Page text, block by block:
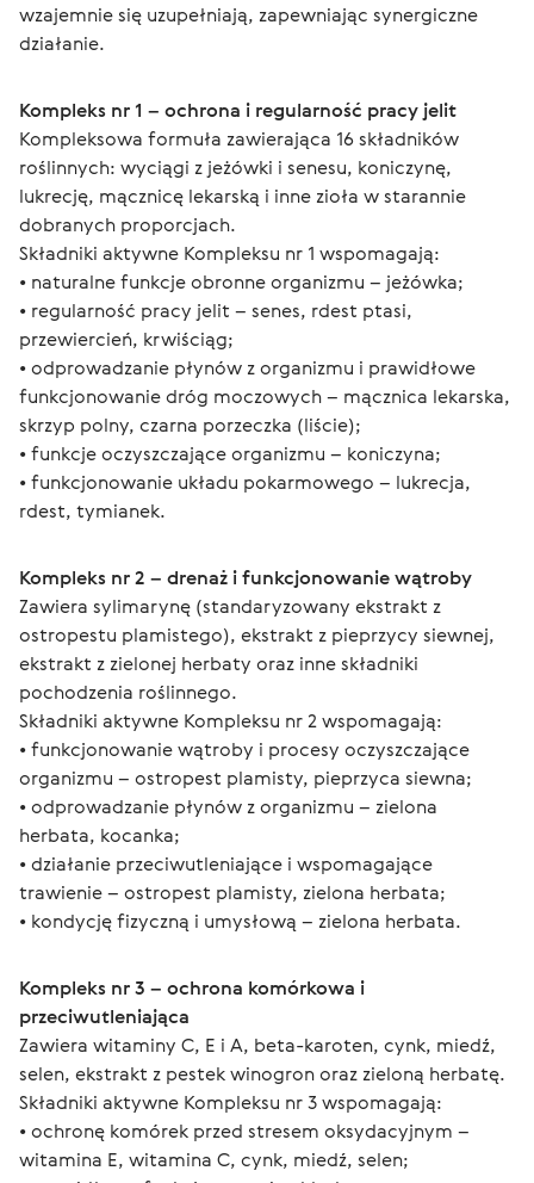
wzajemnie się uzupełniają, zapewniając synergiczne
działanie.
Kompleks nr 1 – ochrona i regularność pracy jelit
Kompleksowa formuła zawierająca 16 składników
roślinnych: wyciągi z jeżówki i senesu, koniczynę,
lukrecję, mącznicę lekarską i inne zioła w starannie
dobranych proporcjach.
Składniki aktywne Kompleksu nr 1 wspomagają:
• naturalne funkcje obronne organizmu – jeżówka;
• regularność pracy jelit – senes, rdest ptasi,
przewiercień, krwiściąg;
• odprowadzanie płynów z organizmu i prawidłowe
funkcjonowanie dróg moczowych – mącznica lekarska,
skrzyp polny, czarna porzeczka (liście);
• funkcje oczyszczające organizmu – koniczyna;
• funkcjonowanie układu pokarmowego – lukrecja,
rdest, tymianek.
Kompleks nr 2 – drenaż i funkcjonowanie wątroby
Zawiera sylimarynę (standaryzowany ekstrakt z
ostropestu plamistego), ekstrakt z pieprzycy siewnej,
ekstrakt z zielonej herbaty oraz inne składniki
pochodzenia roślinnego.
Składniki aktywne Kompleksu nr 2 wspomagają:
• funkcjonowanie wątroby i procesy oczyszczające
organizmu – ostropest plamisty, pieprzyca siewna;
• odprowadzanie płynów z organizmu – zielona
herbata, kocanka;
• działanie przeciwutleniające i wspomagające
trawienie – ostropest plamisty, zielona herbata;
• kondycję fizyczną i umysłową – zielona herbata.
Kompleks nr 3 – ochrona komórkowa i
przeciwutleniająca
Zawiera witaminy C, E i A, beta-karoten, cynk, miedź,
selen, ekstrakt z pestek winogron oraz zieloną herbatę.
Składniki aktywne Kompleksu nr 3 wspomagają:
• ochronę komórek przed stresem oksydacyjnym –
witamina E, witamina C, cynk, miedź, selen;